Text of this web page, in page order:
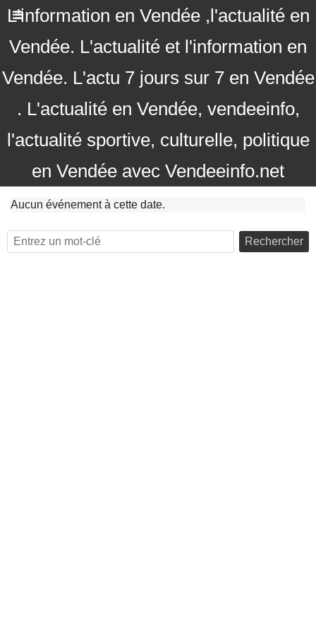
L'information en Vendée ,l'actualité en
Vendée. L'actualité et l'information en
Vendée. L'actu 7 jours sur 7 en Vendée
. L'actualité en Vendée, vendeeinfo,
l'actualité sportive, culturelle, politique
en Vendée avec Vendeeinfo.net
Aucun événement à cette date.
Rechercher